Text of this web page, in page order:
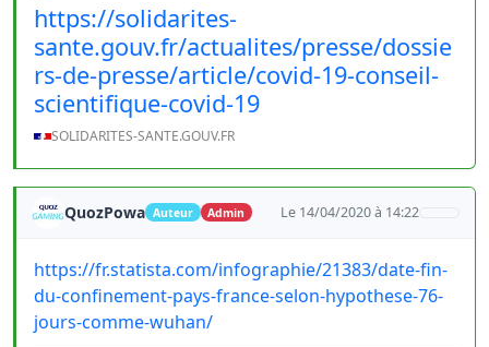
https://solidarites-
sante.gouv.fr/actualites/presse/dossie
rs-de-presse/article/covid-19-conseil-
scientifique-covid-19
SOLIDARITES-SANTE.GOUV.FR
QuozPowa Auteur Admin Le 14/04/2020 à 14:22
https://fr.statista.com/infographie/21383/date-fin-
du-confinement-pays-france-selon-hypothese-76-
jours-comme-wuhan/